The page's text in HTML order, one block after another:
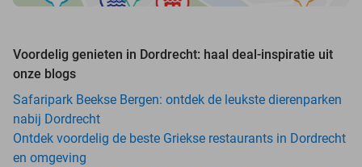
Voordelig genieten in Dordrecht: haal deal-inspiratie uit
onze blogs
Safaripark Beekse Bergen: ontdek de leukste dierenparken
nabij Dordrecht
Ontdek voordelig de beste Griekse restaurants in Dordrecht
en omgeving